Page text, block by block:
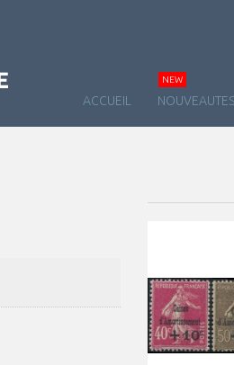
ACCUEIL NOUVEAUTES
NEW